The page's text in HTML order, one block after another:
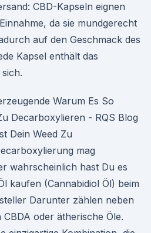
CBD-Kapseln eignen
da sie mundgerecht
auf den Geschmack des
Kapsel enthält das
Warum Es So
Decarboxylieren - RQS Blog
Dein Weed Zu
mag
wahrscheinlich hast Du es
kaufen (Cannabidiol Öl) beim
Darunter zählen neben
oder ätherische Öle.